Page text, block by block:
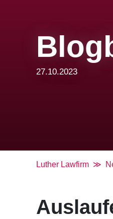
27.10.2023
Luther Lawfirm